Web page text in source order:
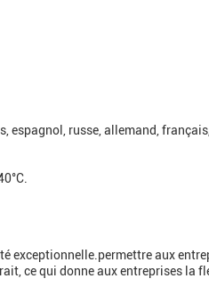
espagnol, russe, allemand,
exceptionnelle.permettre aux
ce qui donne aux entreprises la